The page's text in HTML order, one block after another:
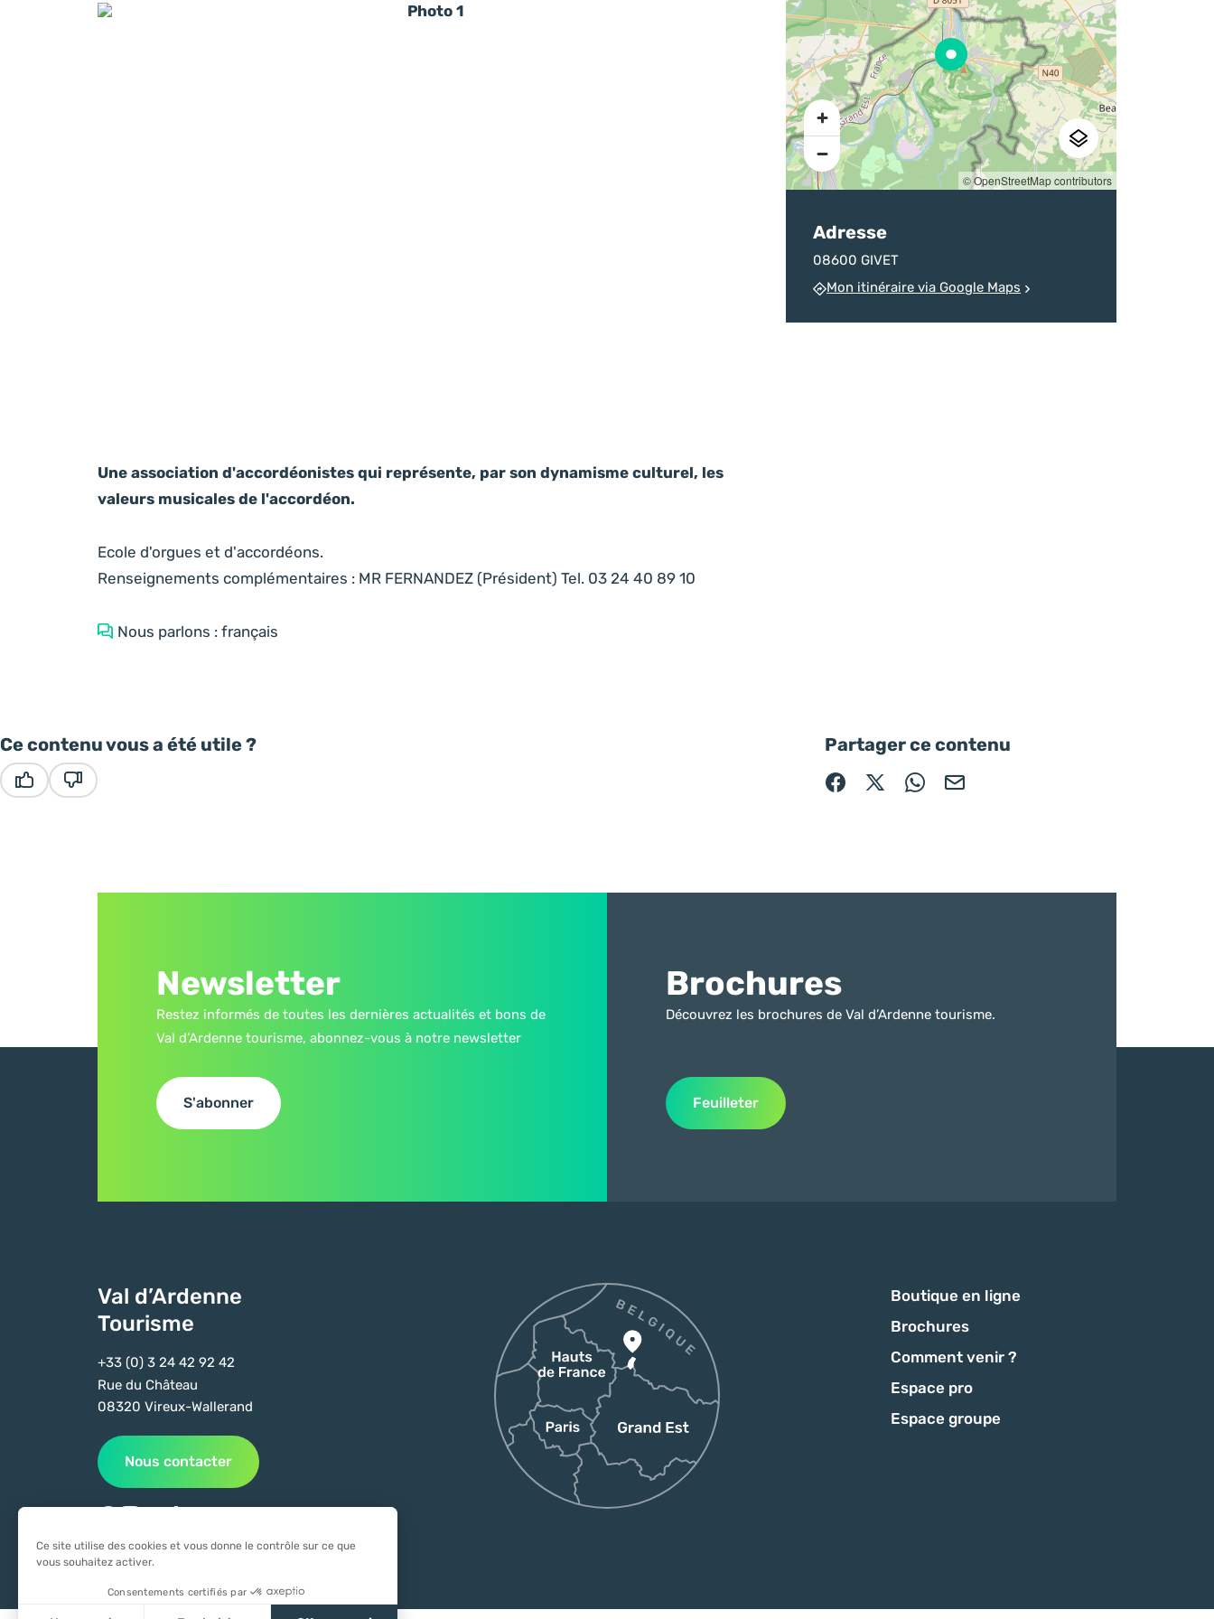
sur la destination
Ardenne
d’un homicide
devenu monument
Pratique
chineurs
Photo 1
Une association d'accordéonistes qui représente, par son dynamisme culturel, les
valeurs musicales de l'accordéon.
Ecole d'orgues et d'accordéons.
Renseignements complémentaires : MR FERNANDEZ (Président) Tel. 03 24 40 89 10
Nous parlons : français
© OpenStreetMap contributors
Adresse
08600 GIVET
Mon itinéraire via Google Maps
Ce contenu vous a été utile ? Partager ce contenu
Partager sur Facebook (nouvelle fenêtre)
Partager sur X / Twitter (nouvelle fenêtre)
Partager sur WhatsApp
Partager par mail
Newsletter
Restez informés de toutes les dernières actualités et bons de
Val d’Ardenne tourisme, abonnez-vous à notre newsletter
S'abonner
Brochures
Découvrez les brochures de Val d’Ardenne tourisme.
Feuilleter
Val d’Ardenne
Tourisme
+33 (0) 3 24 42 92 42
Rue du Château
08320 Vireux-Wallerand
Nous contacter
Suivez-nous sur Facebook
Suivez-nous sur Instagram
Suivez-nous sur Youtube
Suivez-nous sur Tiktok
Boutique en ligne
Brochures
Comment venir ?
Espace pro
Espace groupe
Ce site utilise des cookies et vous donne le contrôle sur ce que
vous souhaitez activer.
Consentements certifiés par